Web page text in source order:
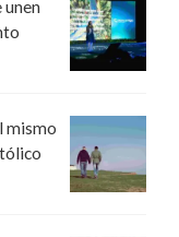
unen
mismo